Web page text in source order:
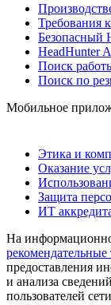
Требования
Безопасный
HeadHunter
Поиск
Поиск по
Мобильное
Этика и
Оказание
Защита
ИТ
На
рекомендательные
предоставления
и анализа
пользователей